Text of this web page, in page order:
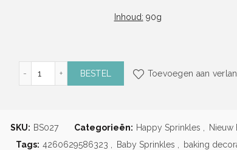
Inhoud: 90g
Sweet Heaven Sprinkles (90g) (Happy Sprinkles)
BESTEL Toevoegen aan
SKU: BS027 Categorieën: Happy Sprinkles
Nieuw
Tags: 4260629586323 Baby Sprinkles baking